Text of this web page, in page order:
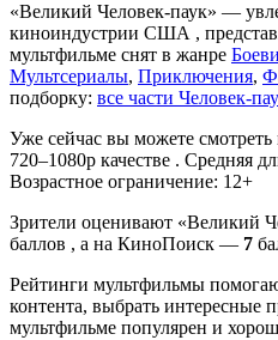
«Великий Человек-паук» —
киноиндустрии США ,
мультфильме снят в жанре
Мультсериалы, Приключения,
подборку: все части Человек-
Уже сейчас вы можете
720–1080p качестве . Средняя
Возрастное ограничение: 12+
Зрители оценивают «Великий
баллов , а на КиноПоиск — 7
Рейтинги мультфильмы
контента, выбрать интересные
мультфильме популярен и